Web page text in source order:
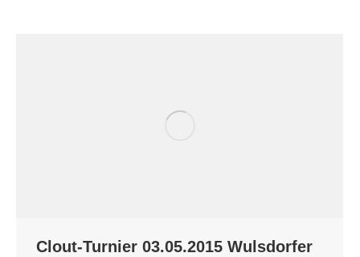
Clout-Turnier 03.05.2015 Wulsdorfer